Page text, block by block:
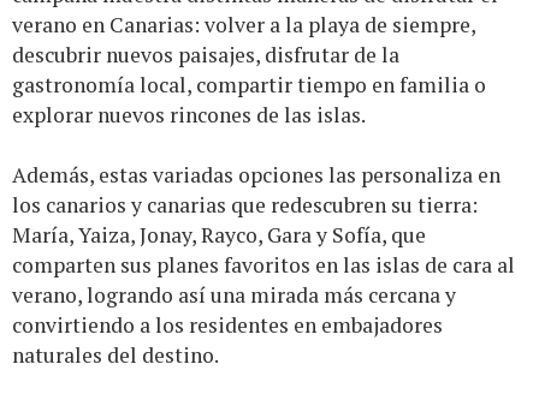
verano en Canarias: volver a la playa de siempre,
descubrir nuevos paisajes, disfrutar de la
gastronomía local, compartir tiempo en familia o
explorar nuevos rincones de las islas.
Además, estas variadas opciones las personaliza en
los canarios y canarias que redescubren su tierra:
María, Yaiza, Jonay, Rayco, Gara y Sofía, que
comparten sus planes favoritos en las islas de cara al
verano, logrando así una mirada más cercana y
convirtiendo a los residentes en embajadores
naturales del destino.